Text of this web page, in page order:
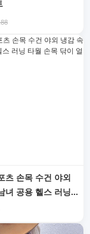
츠 손목 수건 야외
녀 공용 헬스 러닝
이 얼음 타월